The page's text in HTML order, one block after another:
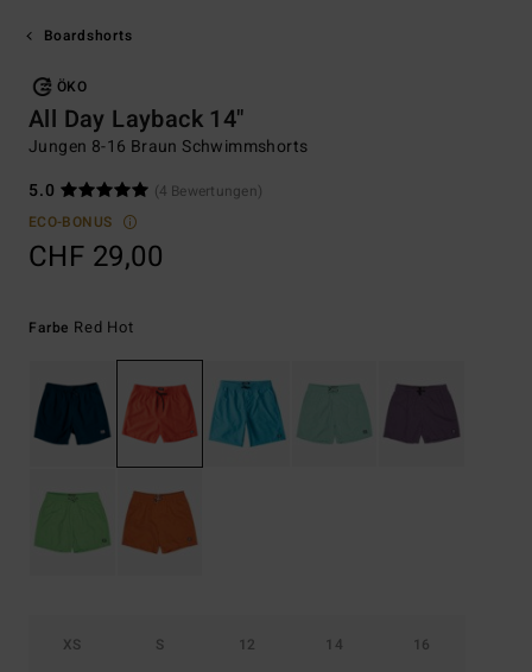
Boardshorts
ÖKO
All Day Layback 14"
Jungen 8-16 Braun Schwimmshorts
5.0
(4 Bewertungen)
ECO-BONUS
CHF 29,00
Farbe Red Hot
XS S 12 14 16